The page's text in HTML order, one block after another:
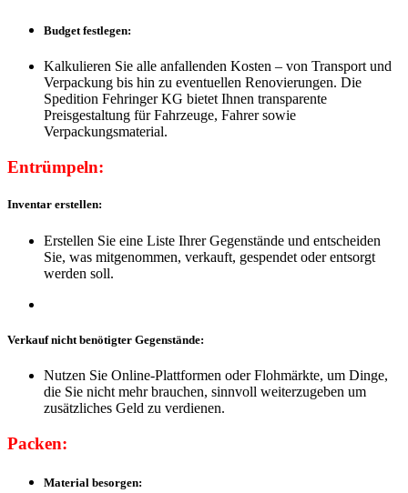
Budget festlegen:
Kalkulieren Sie alle anfallenden Kosten – von Transport und
Verpackung bis hin zu eventuellen Renovierungen. Die
Spedition Fehringer KG bietet Ihnen transparente
Preisgestaltung für Fahrzeuge, Fahrer sowie
Verpackungsmaterial.
Entrümpeln:
Inventar erstellen:
Erstellen Sie eine Liste Ihrer Gegenstände und entscheiden
Sie, was mitgenommen, verkauft, gespendet oder entsorgt
werden soll.
Verkauf nicht benötigter Gegenstände:
Nutzen Sie Online-Plattformen oder Flohmärkte, um Dinge,
die Sie nicht mehr brauchen, sinnvoll weiterzugeben um
zusätzliches Geld zu verdienen.
Packen:
Material besorgen: